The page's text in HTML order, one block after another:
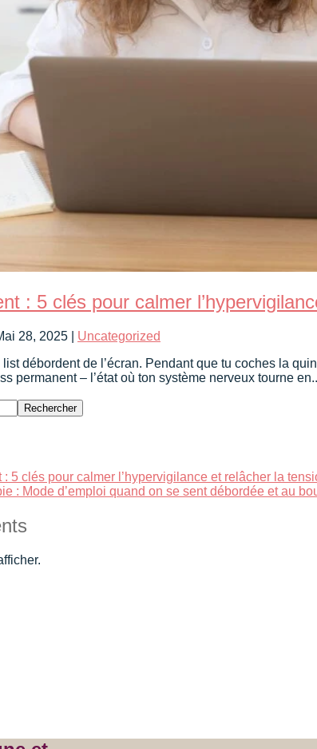
: 5 clés pour calmer
28, 2025
Uncategorized
débordent de l’écran. Pendant que tu coches la
permanent – l’état où ton système nerveux tourne
Rechercher
: 5 clés pour calmer l’hypervigilance et relâcher la
: Mode d’emploi quand on se sent débordée et au